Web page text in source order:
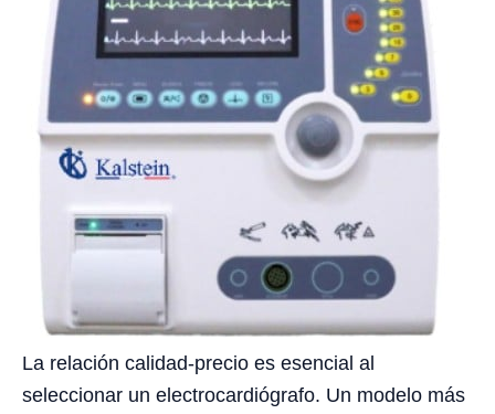
La relación calidad-precio es esencial al
seleccionar un electrocardiógrafo. Un modelo más